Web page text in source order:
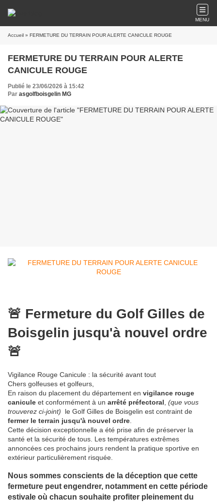
MENU
Accueil » FERMETURE DU TERRAIN POUR ALERTE CANICULE ROUGE
FERMETURE DU TERRAIN POUR ALERTE
CANICULE ROUGE
Publié le 23/06/2026 à 15:42
Par asgolfboisgelin MG
🚨 Fermeture du Golf Gilles de
Boisgelin jusqu'à nouvel ordre
🚨
Vigilance Rouge Canicule : la sécurité avant tout
Chers golfeuses et golfeurs,
En raison du placement du département en vigilance rouge
canicule et conformément à un arrêté préfectoral (que vous
trouverez ci-joint) le Golf Gilles de Boisgelin est contraint de
fermer le terrain jusqu'à nouvel ordre
Cette décision exceptionnelle a été prise afin de préserver la
santé et la sécurité de tous. Les températures extrêmes
annoncées ces prochains jours rendent la pratique sportive en
extérieur particulièrement risquée.
Nous sommes conscients de la déception que cette
fermeture peut engendrer, notamment en cette période
estivale où chacun souhaite profiter pleinement du